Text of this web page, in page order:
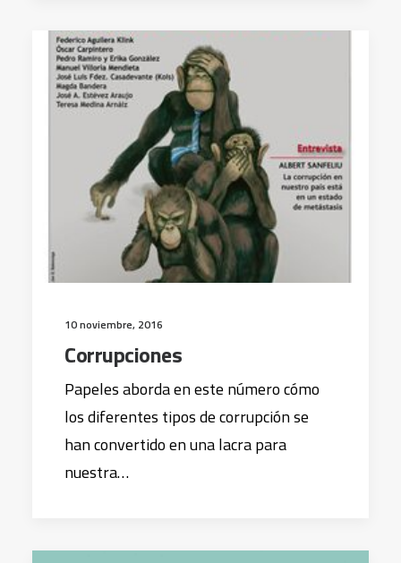
10 noviembre, 2016
Corrupciones
Papeles aborda en este número cómo
los diferentes tipos de corrupción se
han convertido en una lacra para
nuestra…